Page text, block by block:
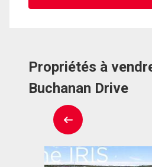
Propriétés à
Buchanan Drive